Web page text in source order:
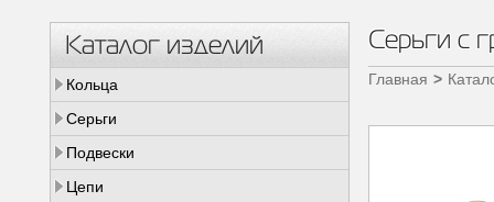
Каталог изделий
Кольца
Серьги
Подвески
Цепи
Серьги с
Главная